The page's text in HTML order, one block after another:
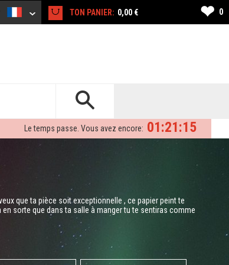
TON PANIER: 0,00 € ❤ 0
01:21:14
Le temps passe. Vous avez encore:
que ta pièce soit exceptionnelle , ce papier peint te
sorte que dans ta salle à manger tu te sentiras comme